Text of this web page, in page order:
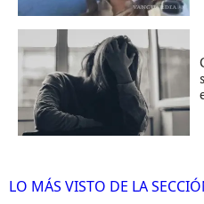
LO MÁS VISTO DE LA